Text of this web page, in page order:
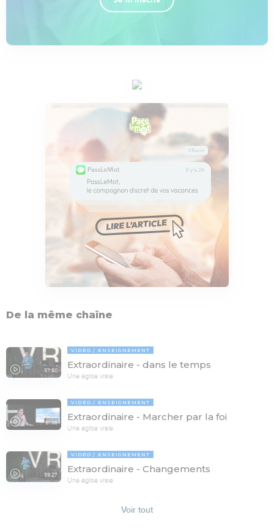
De la même chaîne
57:50
VIDÉO ENSEIGNEMENT
Extraordinaire - dans le temps
Une église vraie
61:06
VIDÉO ENSEIGNEMENT
Extraordinaire - Marcher par la foi
Une église vraie
59:27
VIDÉO ENSEIGNEMENT
Extraordinaire - Changements
Une église vraie
Voir tout